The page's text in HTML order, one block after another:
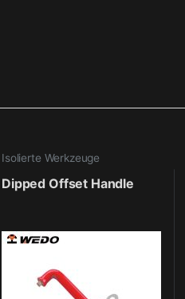
Isolierte Werkzeuge
Dipped Offset Handle